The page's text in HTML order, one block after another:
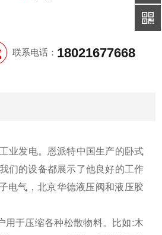
联系电话： 18021677668
业发电。恩派特中国生产的卧式
们的设备都展示了他良好的工作
电气，北京华德液压阀和液压胶
用于压缩各种松散物料。比如:木